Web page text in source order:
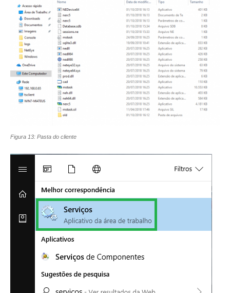
Figura 13: Pasta do cliente